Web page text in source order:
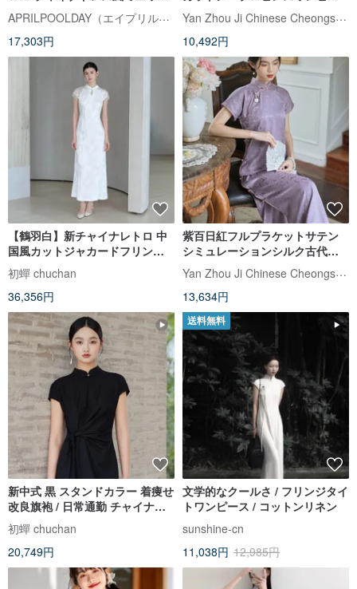
ピース
APRILPOOLDAY（エイプリルプールデイ）
17,303円
スオープンブレスト古代チャイ
ナドレスは新しい中国風のナシ
ョナルスタイルのドレスを改良
しました
Yan Zhou Ji Chinese Cheongsam
10,492円
【鶴羽白】新チャイナレトロ 中
国風カットジャカードフリンジ/
サテンジャカードワンピース
初蟬 chuchan
36,356円
紫百日紅フルプラケットサテン
シミュレーションシルク古代チ
ャイナレトロ改良された新しい
中国風のドレス
Yan Zhou Ji Chinese Cheongsam
13,634円
新中式 黒 スタンドカラー 着痩せ
改良旗袍 / 日常通勤 チャイナ風 /
上品ワンピース
初蟬 chuchan
20,749円
送料無料
文学的なクールさ / フリンジタイ
トワンピース / コットンリネン
sunshine-cn
11,038円 12,985円